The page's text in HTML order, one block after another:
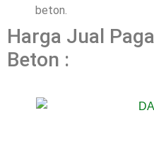
beton.
Harga Jual
Beton :